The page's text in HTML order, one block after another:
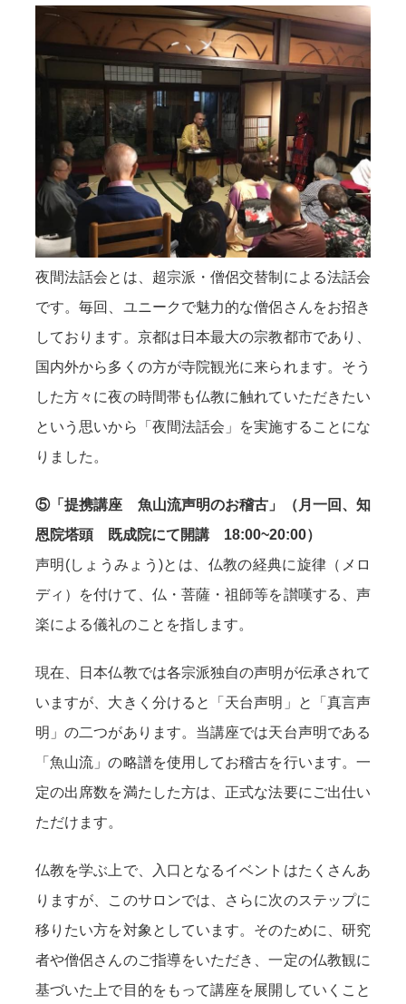
夜間法話会とは、超宗派・僧侶交替制による法話会
です。毎回、ユニークで魅力的な僧侶さんをお招き
しております。京都は日本最大の宗教都市であり、
国内外から多くの方が寺院観光に来られます。そう
した方々に夜の時間帯も仏教に触れていただきたい
という思いから「夜間法話会」を実施することにな
りました。
⑤「提携講座 魚山流声明のお稽古」（月一回、知
恩院塔頭 既成院にて開講 18:00~20:00）
声明(しょうみょう)とは、仏教の経典に旋律（メロ
ディ）を付けて、仏・菩薩・祖師等を讃嘆する、声
楽による儀礼のことを指します。
現在、日本仏教では各宗派独自の声明が伝承されて
いますが、大きく分けると「天台声明」と「真言声
明」の二つがあります。当講座では天台声明である
「魚山流」の略譜を使用してお稽古を行います。一
定の出席数を満たした方は、正式な法要にご出仕い
ただけます。
仏教を学ぶ上で、入口となるイベントはたくさんあ
りますが、このサロンでは、さらに次のステップに
移りたい方を対象としています。そのために、研究
者や僧侶さんのご指導をいただき、一定の仏教観に
基づいた上で目的をもって講座を展開していくこと